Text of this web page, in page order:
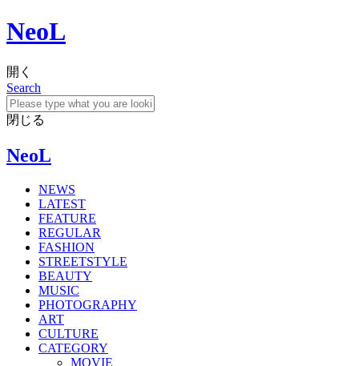
NeoL
開く
Search
閉じる
NeoL
NEWS
LATEST
FEATURE
REGULAR
FASHION
STREETSTYLE
BEAUTY
MUSIC
PHOTOGRAPHY
ART
CULTURE
CATEGORY
MOVIE